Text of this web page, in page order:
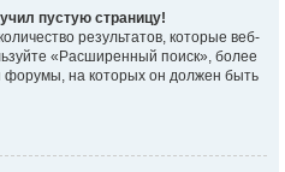
пустую страницу!
результатов, которые веб-
«Расширенный поиск», более
форумы, на которых он должен быть